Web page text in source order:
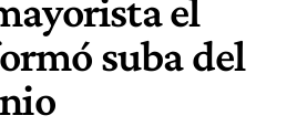
el
suba del